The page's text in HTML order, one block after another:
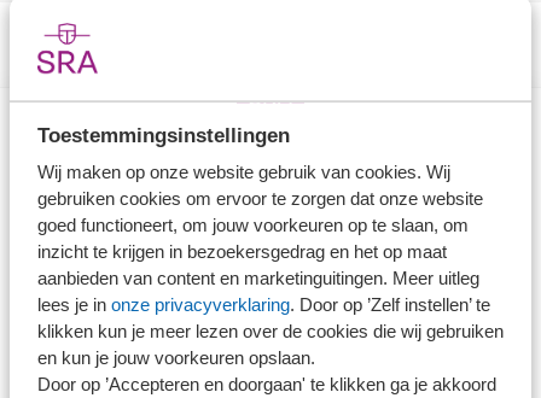
Toestemmingsinstellingen
Wij maken op onze website gebruik van cookies. Wij
gebruiken cookies om ervoor te zorgen dat onze website
goed functioneert, om jouw voorkeuren op te slaan, om
inzicht te krijgen in bezoekersgedrag en het op maat
aanbieden van content en marketinguitingen. Meer uitleg
lees je in onze privacyverklaring. Door op ’Zelf instellen’ te
klikken kun je meer lezen over de cookies die wij gebruiken
en kun je jouw voorkeuren opslaan.
Door op ’Accepteren en doorgaan' te klikken ga je akkoord
Stel je vaktechnische vraag
Branche in Zicht
Dossiers
Kantoorvinder
Nieuwsbank